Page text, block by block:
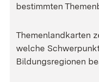
bestimmten
Themenlandkarten
welche
Bildungsregionen